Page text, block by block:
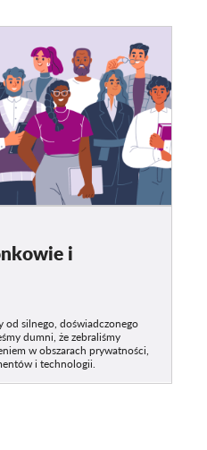
i
od silnego, doświadczonego
dumni, że zebraliśmy
w obszarach prywatności,
i technologii.